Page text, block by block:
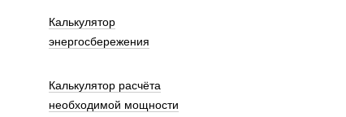
Калькулятор
энергосбережения
Калькулятор расчёта
необходимой мощности